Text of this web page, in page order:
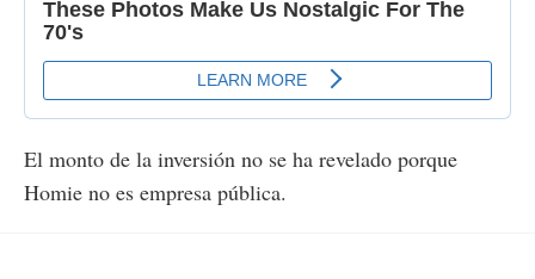
El monto de la inversión no se ha revelado porque
Homie no es empresa pública.